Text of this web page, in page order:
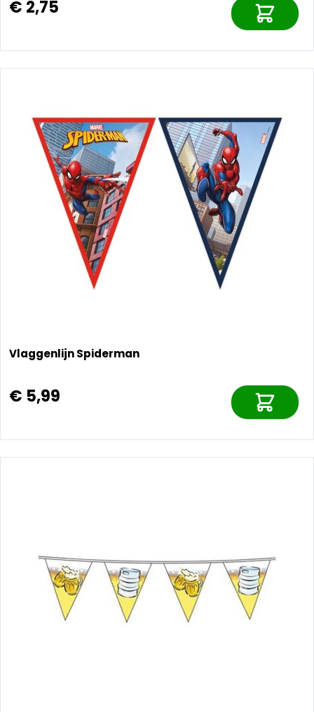
€ 2,75
Vlaggenlijn Spiderman
€ 5,99